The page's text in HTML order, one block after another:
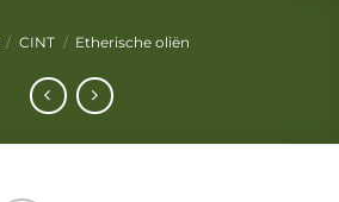
/ CINT / Etherische oliën